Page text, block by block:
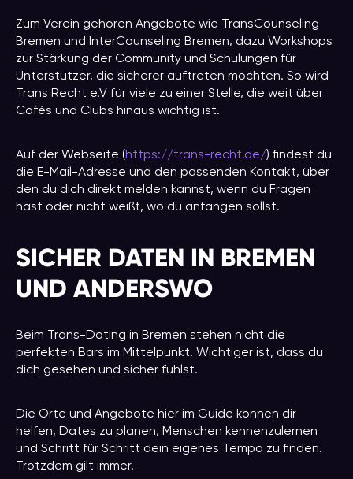
Zum Verein gehören Angebote wie TransCounseling
Bremen und InterCounseling Bremen, dazu Workshops
zur Stärkung der Community und Schulungen für
Unterstützer, die sicherer auftreten möchten. So wird
Trans Recht e.V für viele zu einer Stelle, die weit über
Cafés und Clubs hinaus wichtig ist.
Auf der Webseite (https://trans-recht.de/) findest du
die E-Mail-Adresse und den passenden Kontakt, über
den du dich direkt melden kannst, wenn du Fragen
hast oder nicht weißt, wo du anfangen sollst.
SICHER DATEN IN BREMEN
UND ANDERSWO
Beim Trans-Dating in Bremen stehen nicht die
perfekten Bars im Mittelpunkt. Wichtiger ist, dass du
dich gesehen und sicher fühlst.
Die Orte und Angebote hier im Guide können dir
helfen, Dates zu planen, Menschen kennenzulernen
und Schritt für Schritt dein eigenes Tempo zu finden.
Trotzdem gilt immer.